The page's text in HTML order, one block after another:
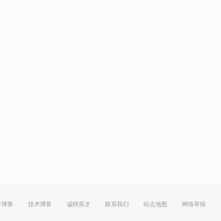
博客 技术博客 诚聘英才 联系我们 站点地图 网络举报